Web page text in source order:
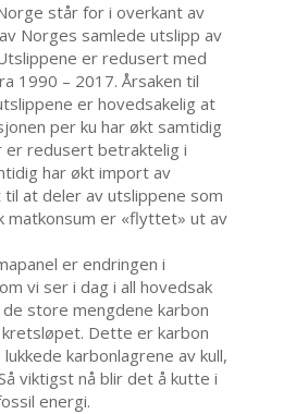
står for i overkant av
Norges samlede utslipp av
er redusert med
1990 – 2017. Årsaken til
er hovedsakelig at
per ku har økt samtidig
er redusert betraktelig i
har økt import av
at deler av utslippene som
matkonsum er «flyttet» ut av
er endringen i
vi ser i dag i all hovedsak
store mengdene karbon
Dette er karbon
karbonlagrene av kull,
viktigst nå blir det å kutte i
energi.